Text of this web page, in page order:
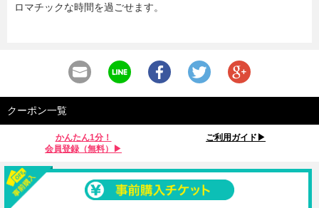
ロマチックな時間を過ごせます。
クーポン一覧
かんたん1分！
会員登録（無料）▶︎
ご利用ガイド▶︎